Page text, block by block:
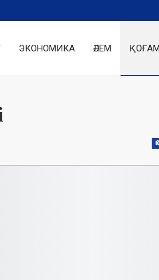
ЭКОНОМИКА ӘЛЕМ ҚОҒАМ